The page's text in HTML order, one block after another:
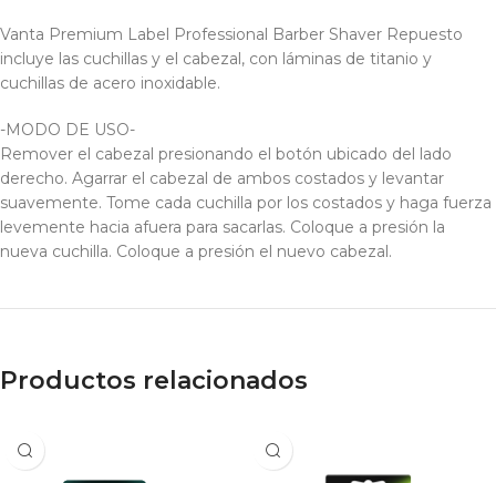
Vanta Premium Label Professional Barber Shaver Repuesto
incluye las cuchillas y el cabezal, con láminas de titanio y
cuchillas de acero inoxidable.
-MODO DE USO-
Remover el cabezal presionando el botón ubicado del lado
derecho. Agarrar el cabezal de ambos costados y levantar
suavemente. Tome cada cuchilla por los costados y haga fuerza
levemente hacia afuera para sacarlas. Coloque a presión la
nueva cuchilla. Coloque a presión el nuevo cabezal.
Productos relacionados